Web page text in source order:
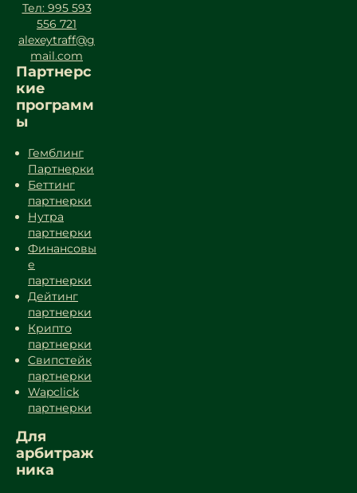
Тел: 995 593
556 721
alexeytraff@g
mail.com
Партнерс
кие
программ
ы
Гемблинг
Партнерки
Беттинг
партнерки
Нутра
партнерки
Финансовы
е
партнерки
Дейтинг
партнерки
Крипто
партнерки
Свипстейк
партнерки
Wapclick
партнерки
Для
арбитраж
ника